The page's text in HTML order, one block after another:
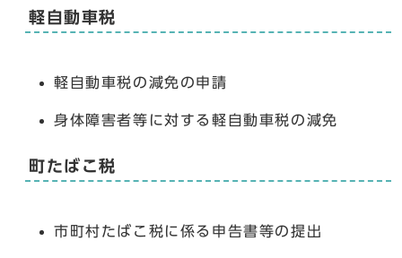
軽自動車税
軽自動車税の減免の申請
身体障害者等に対する軽自動車税の減免
町たばこ税
市町村たばこ税に係る申告書等の提出